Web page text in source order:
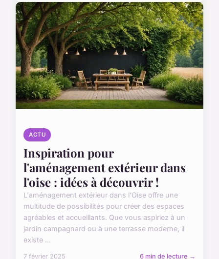
ACTU
Inspiration pour
l'aménagement extérieur dans
l'oise : idées à découvrir !
L'aménagement extérieur dans l'Oise offre une
multitude de possibilités pour créer des espaces
agréables et accueillants. Que vous aspiriez à un
jardin campagnard ou à une terrasse moderne, il
existe ...
7 février 2025 6 min de lecture →